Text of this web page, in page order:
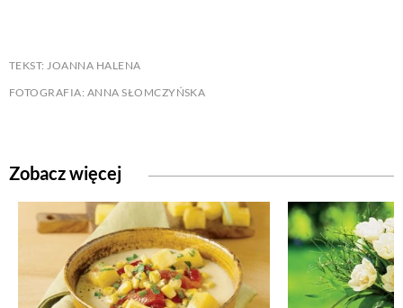
TEKST: JOANNA HALENA
FOTOGRAFIA: ANNA SŁOMCZYŃSKA
Zobacz więcej